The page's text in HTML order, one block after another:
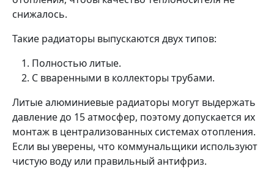
снижалось.
Такие радиаторы выпускаются двух типов:
Полностью литые.
С вваренными в коллекторы трубами.
Литые алюминиевые радиаторы могут выдержать
давление до 15 атмосфер, поэтому допускается их
монтаж в централизованных системах отопления.
Если вы уверены, что коммунальщики используют
чистую воду или правильный антифриз.